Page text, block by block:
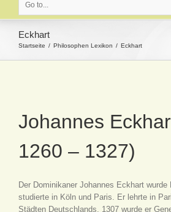
Go to...
Eckhart
Startseite Philosophen Lexikon Eckhart
Johannes
1260 – 1327)
Der Dominikaner Johannes Eckhart wurde
studierte in Köln und Paris. Er lehrte in
Städten Deutschlands. 1307 wurde er